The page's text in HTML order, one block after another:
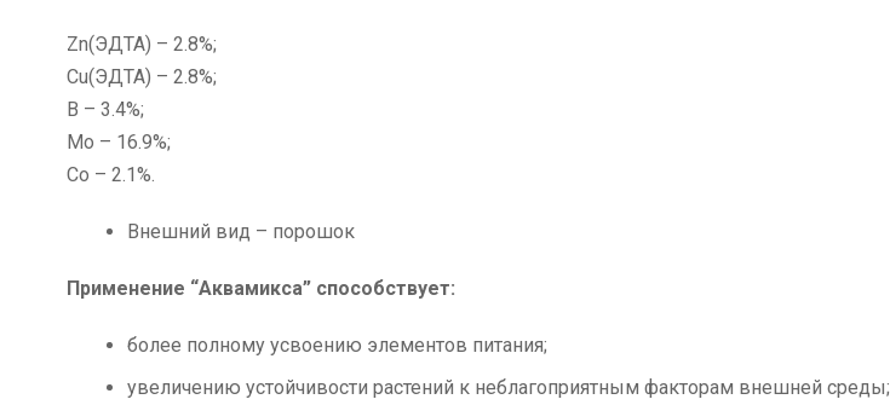
Zn(ЭДТА) – 2.8%;
Cu(ЭДТА) – 2.8%;
В – 3.4%;
Мо – 16.9%;
Со – 2.1%.
Внешний вид – порошок
Применение “Аквамикса” способствует:
более полному усвоению элементов питания;
увеличению устойчивости растений к неблагоприятным факторам внешней среды;